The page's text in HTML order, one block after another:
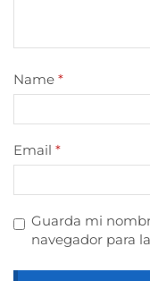
Name *
Email *
Guarda mi
navegador para